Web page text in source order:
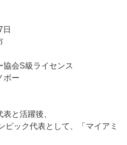
会S級ライセンス
ー
と活躍後、
ピック代表として、「マイアミ